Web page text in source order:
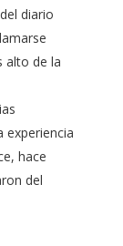
diario
alto de la
experiencia
hace
del